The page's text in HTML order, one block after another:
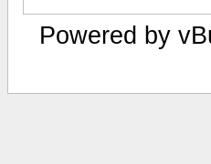
Powered by